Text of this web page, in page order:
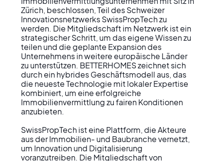
Zürich, beschlossen, Teil des Schweizer
Innovationsnetzwerks SwissPropTech zu
werden. Die Mitgliedschaft im Netzwerk ist ein
strategischer Schritt, um das eigene Wissen zu
teilen und die geplante Expansion des
Unternehmens in weitere europäische Länder
zu unterstützen. BETTERHOMES zeichnet sich
durch ein hybrides Geschäftsmodell aus, das
die neueste Technologie mit lokaler Expertise
kombiniert, um eine erfolgreiche
Immobilienvermittlung zu fairen Konditionen
anzubieten.
SwissPropTech ist eine Plattform, die Akteure
aus der Immobilien- und Baubranche vernetzt,
um Innovation und Digitalisierung
voranzutreiben. Die Mitgliedschaft von